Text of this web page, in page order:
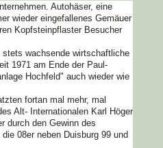
Autohäser, eine
wieder eingefallenes Gemäuer
Kopfsteinpflaster Besucher
stets wachsende wirtschaftliche
1971 am Ende der Paul-
Hochfeld" auch wieder wie
fortan mal mehr, mal
Alt- Internationalen Karl Höger
durch den Gewinn des
08er neben Duisburg 99 und